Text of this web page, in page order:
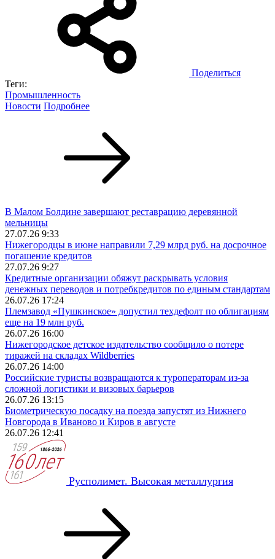
Поделиться
Теги:
Промышленность
Новости Подробнее
В Малом Болдине завершают реставрацию деревянной
мельницы
27.07.26 9:33
Нижегородцы в июне направили 7,29 млрд руб. на досрочное
погашение кредитов
27.07.26 9:27
Кредитные организации обяжут раскрывать условия
денежных переводов и потребкредитов по единым стандартам
26.07.26 17:24
Племзавод «Пушкинское» допустил техдефолт по облигациям
еще на 19 млн руб.
26.07.26 16:00
Нижегородское детское издательство сообщило о потере
тиражей на складах Wildberries
26.07.26 14:00
Российские туристы возвращаются к туроператорам из‑за
сложной логистики и визовых барьеров
26.07.26 13:15
Биометрическую посадку на поезда запустят из Нижнего
Новгорода в Иваново и Киров в августе
26.07.26 12:41
Русполимет. Высокая металлургия